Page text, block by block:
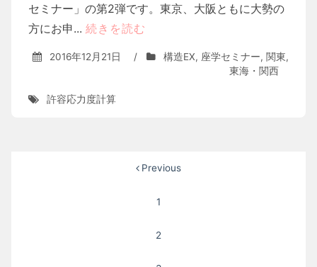
セミナー」の第2弾です。東京、大阪ともに大勢の
方にお申... 続きを読む
2016年12月21日 / 構造EX, 座学セミナー, 関東,
東海・関西
許容応力度計算
Previous
1
2